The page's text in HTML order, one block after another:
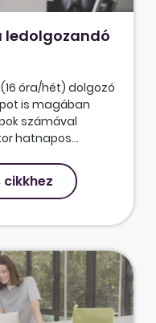
ledolgozandó
óra/hét) dolgozó
is magában
számával
hatnapos...